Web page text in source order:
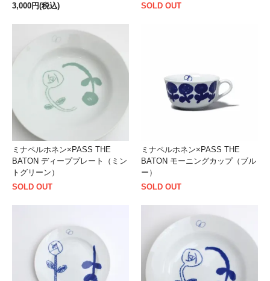
3,000円(税込)
SOLD OUT
ミナペルホネン×PASS THE
BATON ディーププレート（ミン
トグリーン）
SOLD OUT
ミナペルホネン×PASS THE
BATON モーニングカップ（ブル
ー）
SOLD OUT